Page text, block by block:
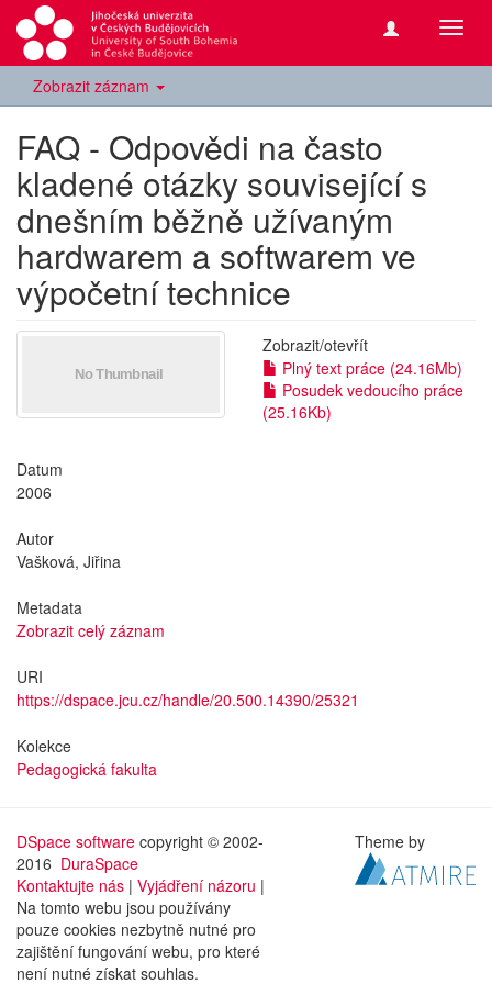
Zobrazit záznam
FAQ - Odpovědi na často
kladené otázky související s
dnešním běžně užívaným
hardwarem a softwarem ve
výpočetní technice
Zobrazit/otevřít
Plný text práce (24.16Mb)
Posudek vedoucího práce
(25.16Kb)
Datum
2006
Autor
Vašková, Jiřina
Metadata
Zobrazit celý záznam
URI
https://dspace.jcu.cz/handle/20.500.14390/25321
Kolekce
Pedagogická fakulta
DSpace software copyright © 2002-
2016 DuraSpace
Kontaktujte nás | Vyjádření názoru |
Na tomto webu jsou používány
pouze cookies nezbytně nutné pro
zajištění fungování webu, pro které
není nutné získat souhlas.
Theme by